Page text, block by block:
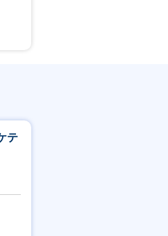
テ